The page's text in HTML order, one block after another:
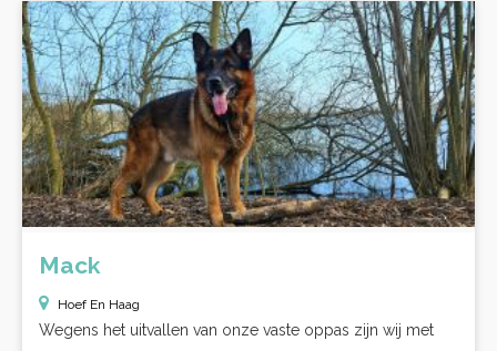
Mack
Hoef En Haag
Wegens het uitvallen van onze vaste oppas zijn wij met